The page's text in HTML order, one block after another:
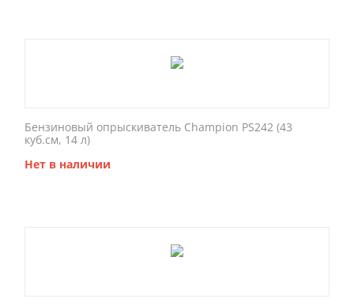
Бензиновый опрыскиватель Champion PS242 (43
куб.см, 14 л)
Нет в наличии